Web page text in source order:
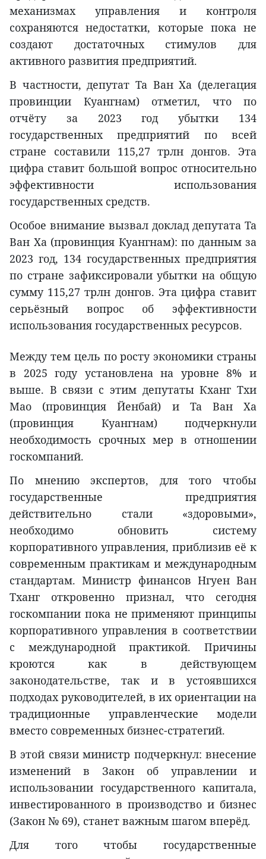
механизмах управления и контроля
сохраняются недостатки, которые пока не
создают достаточных стимулов для
активного развития предприятий.
В частности, депутат Та Ван Ха (делегация
провинции Куангнам) отметил, что по
отчёту за 2023 год убытки 134
государственных предприятий по всей
стране составили 115,27 трлн донгов. Эта
цифра ставит большой вопрос относительно
эффективности использования
государственных средств.
Особое внимание вызвал доклад депутата Та
Ван Ха (провинция Куангнам): по данным за
2023 год, 134 государственных предприятия
по стране зафиксировали убытки на общую
сумму 115,27 трлн донгов. Эта цифра ставит
серьёзный вопрос об эффективности
использования государственных ресурсов.
Между тем цель по росту экономики страны
в 2025 году установлена на уровне 8% и
выше. В связи с этим депутаты Кханг Тхи
Маo (провинция Йенбай) и Та Ван Ха
(провинция Куангнам) подчеркнули
необходимость срочных мер в отношении
госкомпаний.
По мнению экспертов, для того чтобы
государственные предприятия
действительно стали «здоровыми»,
необходимо обновить систему
корпоративного управления, приблизив её к
современным практикам и международным
стандартам. Министр финансов Нгуен Ван
Тханг откровенно признал, что сегодня
госкомпании пока не применяют принципы
корпоративного управления в соответствии
с международной практикой. Причины
кроются как в действующем
законодательстве, так и в устоявшихся
подходах руководителей, в их ориентации на
традиционные управленческие модели
вместо современных бизнес-стратегий.
В этой связи министр подчеркнул: внесение
изменений в Закон об управлении и
использовании государственного капитала,
инвестированного в производство и бизнес
(Закон № 69), станет важным шагом вперёд.
Для того чтобы государственные